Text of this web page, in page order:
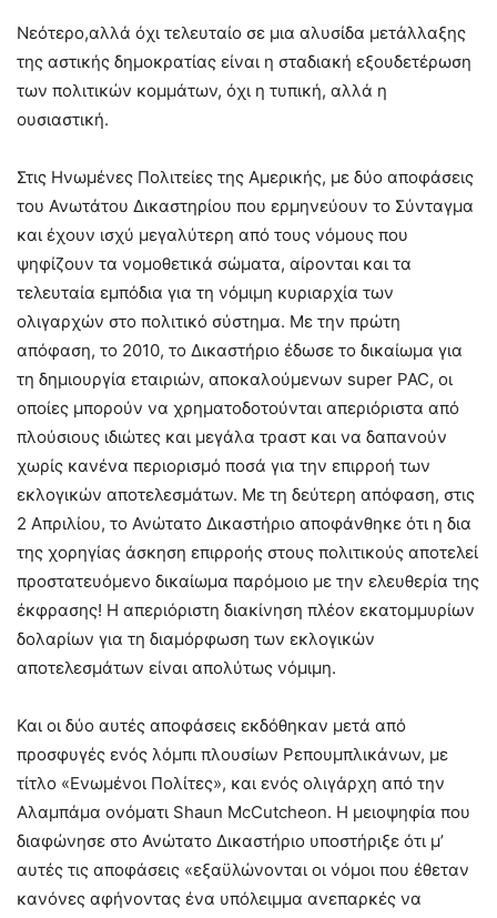
Νεότερο,αλλά όχι τελευταίο σε μια αλυσίδα μετάλλαξης
της αστικής δημοκρατίας είναι η σταδιακή εξουδετέρωση
των πολιτικών κομμάτων, όχι η τυπική, αλλά η
ουσιαστική.
Στις Ηνωμένες Πολιτείες της Αμερικής, με δύο αποφάσεις
του Ανωτάτου Δικαστηρίου που ερμηνεύουν το Σύνταγμα
και έχουν ισχύ μεγαλύτερη από τους νόμους που
ψηφίζουν τα νομοθετικά σώματα, αίρονται και τα
τελευταία εμπόδια για τη νόμιμη κυριαρχία των
ολιγαρχών στο πολιτικό σύστημα. Με την πρώτη
απόφαση, το 2010, το Δικαστήριο έδωσε το δικαίωμα για
τη δημιουργία εταιριών, αποκαλούμενων super PAC, οι
οποίες μπορούν να χρηματοδοτούνται απεριόριστα από
πλούσιους ιδιώτες και μεγάλα τραστ και να δαπανούν
χωρίς κανένα περιορισμό ποσά για την επιρροή των
εκλογικών αποτελεσμάτων. Με τη δεύτερη απόφαση, στις
2 Απριλίου, το Ανώτατο Δικαστήριο αποφάνθηκε ότι η δια
της χορηγίας άσκηση επιρροής στους πολιτικούς αποτελεί
προστατευόμενο δικαίωμα παρόμοιο με την ελευθερία της
έκφρασης! Η απεριόριστη διακίνηση πλέον εκατομμυρίων
δολαρίων για τη διαμόρφωση των εκλογικών
αποτελεσμάτων είναι απολύτως νόμιμη.
Και οι δύο αυτές αποφάσεις εκδόθηκαν μετά από
προσφυγές ενός λόμπι πλουσίων Ρεπουμπλικάνων, με
τίτλο «Ενωμένοι Πολίτες», και ενός ολιγάρχη από την
Αλαμπάμα ονόματι Shaun McCutcheon. Η μειοψηφία που
διαφώνησε στο Ανώτατο Δικαστήριο υποστήριξε ότι μ’
αυτές τις αποφάσεις «εξαϋλώνονται οι νόμοι που έθεταν
κανόνες αφήνοντας ένα υπόλειμμα ανεπαρκές να